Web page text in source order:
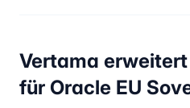
Vertama
für Oracle EU